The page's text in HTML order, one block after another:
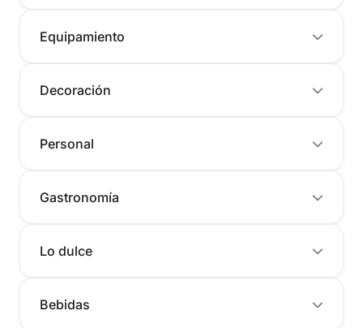
Equipamiento
Decoración
Personal
Gastronomía
Lo dulce
Bebidas